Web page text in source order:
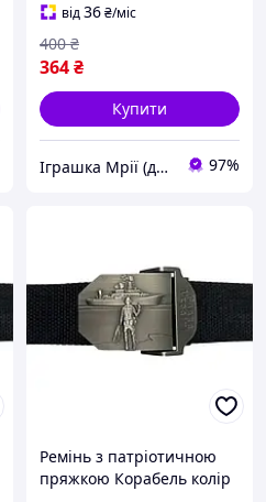
від36₴/міс
364₴
400 ₴
Купити
Іграшка Мрії (дитячі, авто, туризм) 97%
Ремінь з патріотичною
пряжкою Корабель колір